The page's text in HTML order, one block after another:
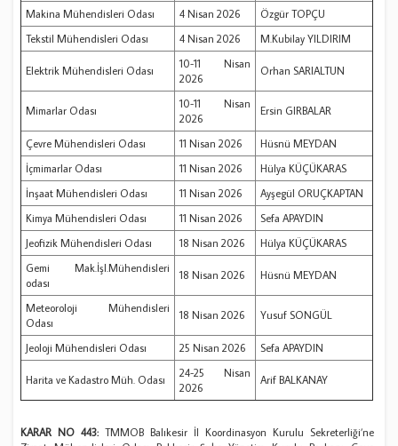
Makina Mühendisleri Odası
4 Nisan 2026
Özgür TOPÇU
Tekstil Mühendisleri Odası
4 Nisan 2026 M.Kubilay YILDIRIM
Elektrik Mühendisleri Odası
10-11 Nisan
2026
Orhan SARIALTUN
Mimarlar Odası
10-11 Nisan
2026
Ersin GIRBALAR
Çevre Mühendisleri Odası 11 Nisan 2026
Hüsnü MEYDAN
İçmimarlar Odası
11 Nisan 2026
Hülya KÜÇÜKARAS
İnşaat Mühendisleri Odası
11 Nisan 2026
Ayşegül ORUÇKAPTAN
Kimya Mühendisleri Odası
11 Nisan 2026
Sefa APAYDIN
Jeofizik Mühendisleri Odası
18 Nisan 2026
Hülya KÜÇÜKARAS
Gemi Mak.İşl.Mühendisleri
odası
18 Nisan 2026 Hüsnü MEYDAN
Meteoroloji Mühendisleri
Odası
18 Nisan 2026 Yusuf SONGÜL
Jeoloji Mühendisleri Odası 25 Nisan 2026 Sefa APAYDIN
Harita ve Kadastro Müh. Odası
24-25 Nisan
2026
Arif BALKANAY
KARAR NO 443: TMMOB Balıkesir İl Koordinasyon Kurulu Sekreterliği’ne